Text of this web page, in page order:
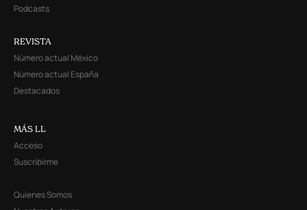
Podcasts
REVISTA
Número actual México
Número actual España
Destacados
MÁS LL
Acceso
Suscribirme
Quienes Somos